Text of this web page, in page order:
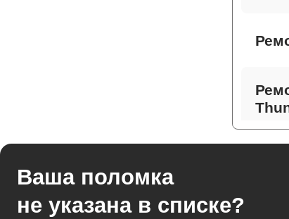
Ваша поломка
не указана в списке?